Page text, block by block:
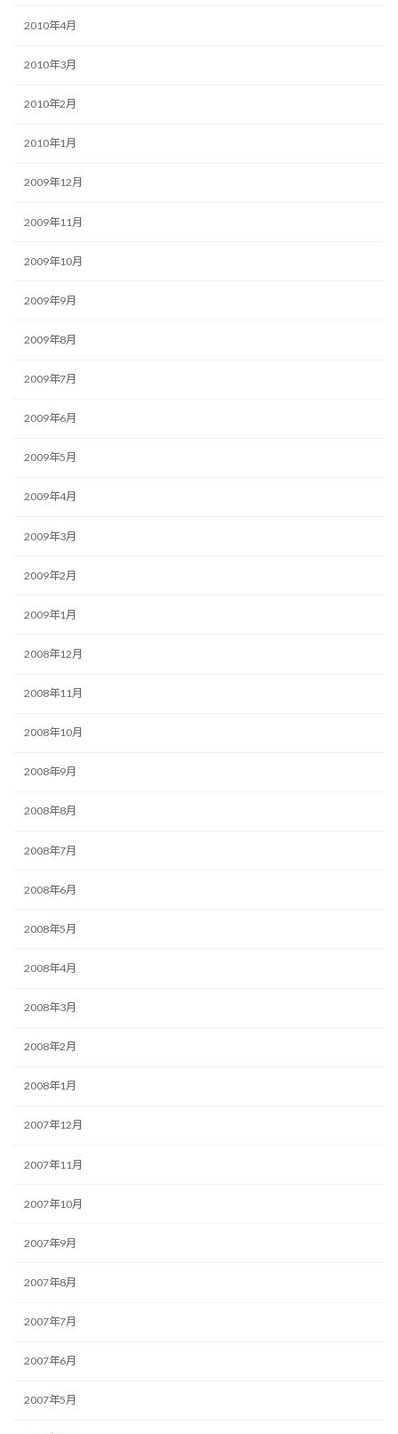
2010年4月
2010年3月
2010年2月
2010年1月
2009年12月
2009年11月
2009年10月
2009年9月
2009年8月
2009年7月
2009年6月
2009年5月
2009年4月
2009年3月
2009年2月
2009年1月
2008年12月
2008年11月
2008年10月
2008年9月
2008年8月
2008年7月
2008年6月
2008年5月
2008年4月
2008年3月
2008年2月
2008年1月
2007年12月
2007年11月
2007年10月
2007年9月
2007年8月
2007年7月
2007年6月
2007年5月